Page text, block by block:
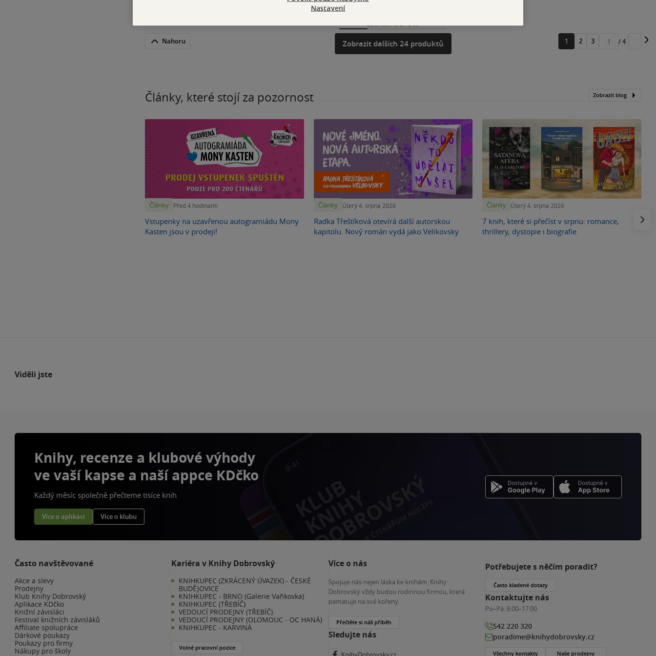
Nahoru
Zobrazeno 24 z 93
Zobrazit dalších 24 produktů 1 2 3
Přejít
/ 4
Články, které stojí za pozornost Zobrazit blog
Články Před 4 hodinami
Vstupenky na uzavřenou autogramiádu Mony
Kasten jsou v prodeji!
Články Úterý 4. srpna 2026
Radka Třeštíková otevírá další autorskou
kapitolu. Nový román vydá jako Velikovsky
Články Úterý 4. srpna 2026
7 knih, které si přečíst v srpnu: romance,
thrillery, dystopie i biografie
Viděli jste
Knihy, recenze a klubové výhody
ve vaší kapse a naší appce KDčko
Každý měsíc společně přečteme tisíce knih
Více o aplikaci Více o klubu
Často navštěvované
Akce a slevy
Prodejny
Klub Knihy Dobrovský
Aplikace KDčko
Knižní závisláci
Festival knižních závisláků
Affiliate spolupráce
Dárkové poukazy
Poukazy pro firmy
Nákupy pro školy
Kariéra v Knihy Dobrovský
KNIHKUPEC (ZKRÁCENÝ ÚVAZEK) - ČESKÉ
BUDĚJOVICE
KNIHKUPEC - BRNO (Galerie Vaňkovka)
KNIHKUPEC (TŘEBÍČ)
VEDOUCÍ PRODEJNY (TŘEBÍČ)
VEDOUCÍ PRODEJNY (OLOMOUC - OC HANÁ)
KNIHKUPEC - KARVINÁ
Volné pracovní pozice
Více o nás
Spojuje nás nejen láska ke knihám. Knihy
Dobrovský vždy budou rodinnou firmou, která
pamatuje na své kořeny.
Přečtěte si náš příběh
Sledujte nás
Potřebujete s něčím poradit?
Často kladené dotazy
Kontaktujte nás
Po–Pá: 8:00–17:00
542 220 320
poradime@knihydobrovsky.cz
Všechny kontakty Naše prodejny
Nastavení